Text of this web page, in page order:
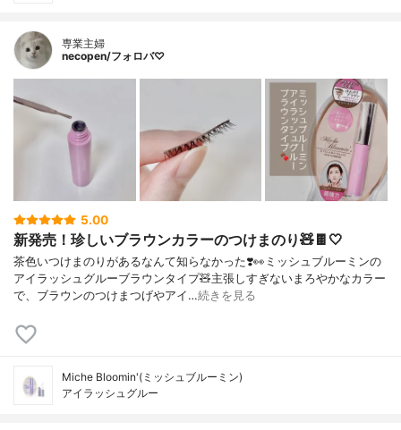
専業主婦
necopen/フォロバ♡
5.00
新発売！珍しいブラウンカラーのつけまのり🧸🍫🤍
茶色いつけまのりがあるなんて知らなかった❣️👀ミッシュブルーミンの
アイラッシュグルーブラウンタイプ🧸主張しすぎないまろやかなカラー
で、ブラウンのつけまつげやアイ…続きを見る
Miche Bloomin'(ミッシュブルーミン)
アイラッシュグルー